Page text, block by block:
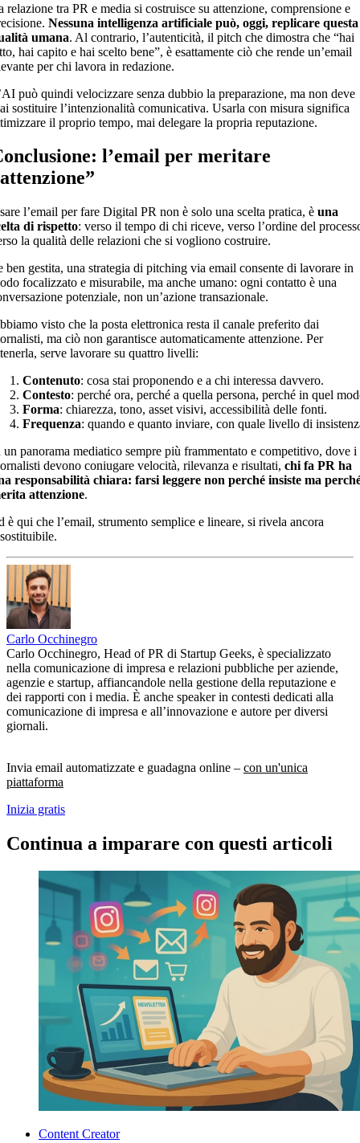
relazione tra PR e media si costruisce su attenzione, comprensione e
Nessuna intelligenza artificiale può, oggi, replicare questa
umana. Al contrario, l’autenticità, il pitch che dimostra che “hai
hai capito e hai scelto bene”, è esattamente ciò che rende un’email
per chi lavora in redazione.
può quindi velocizzare senza dubbio la preparazione, ma non deve
sostituire l’intenzionalità comunicativa. Usarla con misura significa
il proprio tempo, mai delegare la propria reputazione.
l’email per meritare
l’email per fare Digital PR non è solo una scelta pratica, è una
di rispetto: verso il tempo di chi riceve, verso l’ordine del
la qualità delle relazioni che si vogliono costruire.
ben gestita, una strategia di pitching via email consente di lavorare in
focalizzato e misurabile, ma anche umano: ogni contatto è una
potenziale, non un’azione transazionale.
visto che la posta elettronica resta il canale preferito dai
ma ciò non garantisce automaticamente attenzione. Per
serve lavorare su quattro livelli:
Contenuto: cosa stai proponendo e a chi interessa davvero.
Contesto: perché ora, perché a quella persona, perché in quel
Forma: chiarezza, tono, asset visivi, accessibilità delle fonti.
Frequenza: quando e quanto inviare, con quale livello di
un panorama mediatico sempre più frammentato e competitivo, dove i
devono coniugare velocità, rilevanza e risultati, chi fa PR ha
responsabilità chiara: farsi leggere non perché insiste ma
attenzione.
è qui che l’email, strumento semplice e lineare, si rivela ancora
Carlo Occhinegro
Carlo Occhinegro, Head of PR di Startup Geeks, è specializzato
nella comunicazione di impresa e relazioni pubbliche per aziende,
agenzie e startup, affiancandole nella gestione della reputazione e
dei rapporti con i media. È anche speaker in contesti dedicati alla
comunicazione di impresa e all’innovazione e autore per diversi
giornali.
Invia email automatizzate e guadagna online – con un'unica
piattaforma
Inizia gratis
Continua a imparare con questi articoli
Content Creator